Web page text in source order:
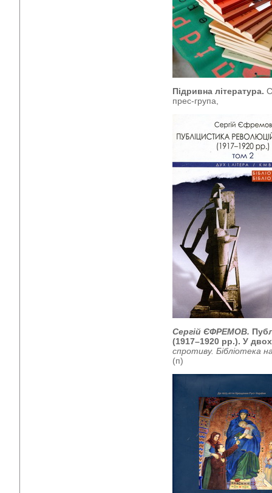
Підривна література.
прес-група,
Сергій ЄФРЕМОВ.
(1917–1920 рр.). У
спротиву. Бібліотека
(п)